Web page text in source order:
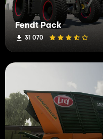
Fendt Pack
31 070